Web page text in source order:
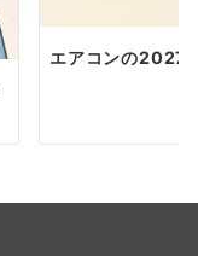
エアコンの2027